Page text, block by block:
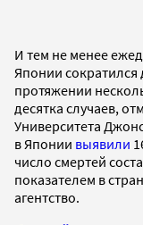
И тем не менее
Японии сократился
протяжении
десятка случаев,
Университета
в Японии выявили
число смертей
показателем в
агентство.